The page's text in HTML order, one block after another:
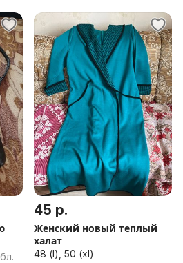
45 р.
Женский новый теплый
халат
48 (l), 50 (xl)